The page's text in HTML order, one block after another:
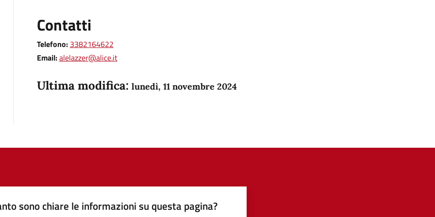
Contatti
Telefono: 3382164622
Email:alelazzer@alice.it
Ultima modifica: lunedì, 11 novembre 2024
sono chiare le informazioni su questa pagina?